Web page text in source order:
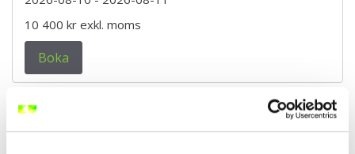
10 400 kr exkl. moms
Boka
BAS P/U - Byggarbetsmiljösamordnare (2 dagar)
Östersund